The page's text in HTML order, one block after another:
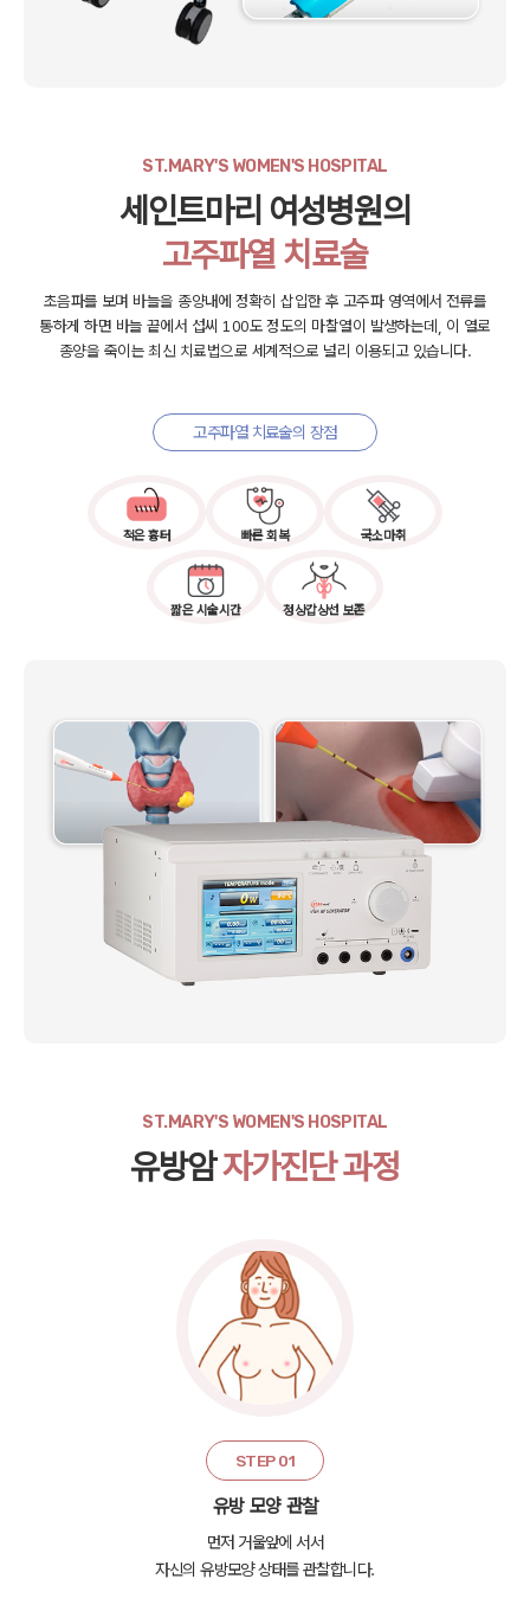
ST.MARY'S WOMEN'S HOSPITAL
세인트마리 여성병원의
고주파열 치료술
초음파를 보며 바늘을 종양내에 정확히 삽입한 후 고주파 영역에서전류를
통하게 하면 바늘 끝에서 섭씨 100도 정도의 마찰열이 발생하는데, 이 열로
종양을 죽이는 최신 치료법으로 세계적으로 널리 이용되고 있습니다.
고주파열 치료술의 장점
적은 흉터 빠른 회복 국소마취
짧은 시술시간 정상갑상선 보존
ST.MARY'S WOMEN'S HOSPITAL
유방암자가진단 과정
STEP 01
유방 모양 관찰
먼저 거울앞에 서서
자신의 유방모양 상태를 관찰합니다.